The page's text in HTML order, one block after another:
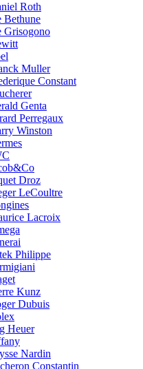
Roth
Bethune
Grisogono
Muller
Constant
Genta
Perregaux
Winston
Droz
LeCoultre
Lacroix
Philippe
Kunz
Dubuis
Heuer
Nardin
Constantin